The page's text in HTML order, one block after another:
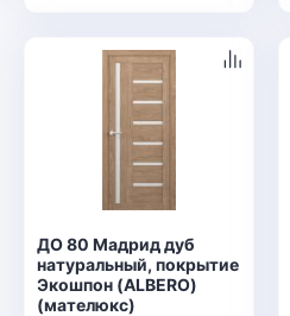
ДО 80 Мадрид дуб
натуральный, покрытие
Экошпон (ALBERO)
(мателюкс)